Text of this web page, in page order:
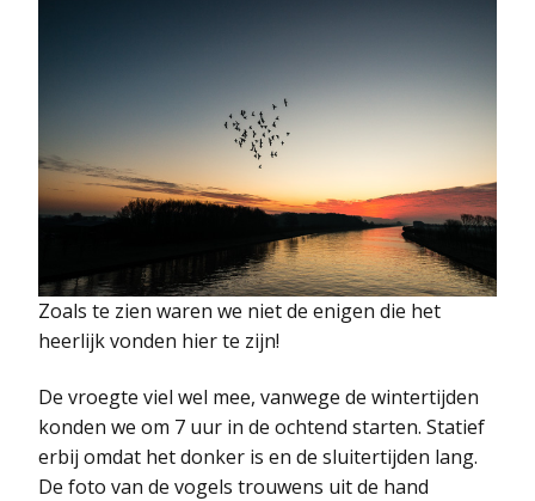
Zoals te zien waren we niet de enigen die het
heerlijk vonden hier te zijn!
De vroegte viel wel mee, vanwege de wintertijden
konden we om 7 uur in de ochtend starten. Statief
erbij omdat het donker is en de sluitertijden lang.
De foto van de vogels trouwens uit de hand